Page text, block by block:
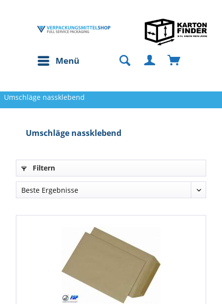
Menü
Umschläge nassklebend
Umschläge nassklebend
Filtern